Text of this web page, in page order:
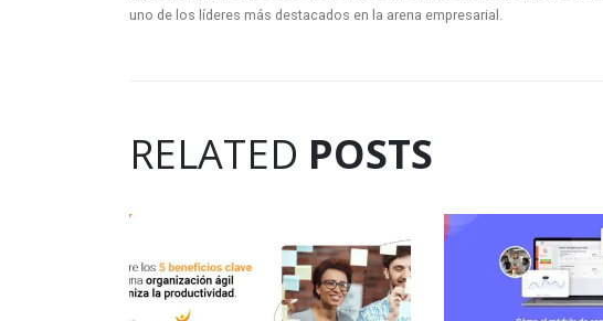
uno de los líderes más destacados en la arena empresarial.
RELATED POSTS